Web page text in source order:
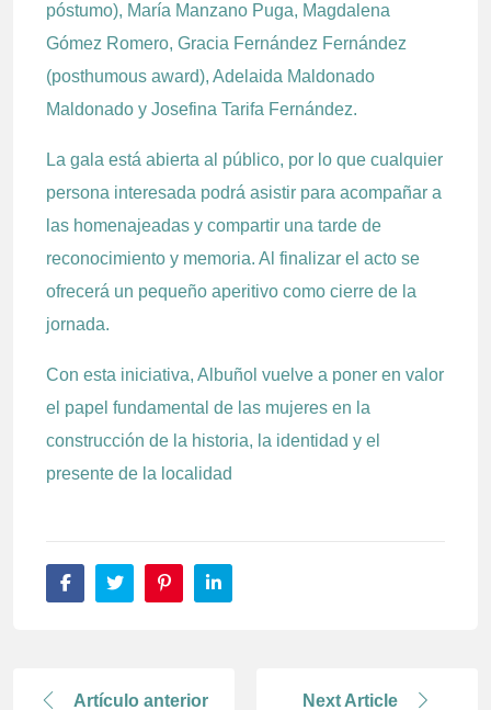
póstumo), María Manzano Puga, Magdalena
Gómez Romero, Gracia Fernández Fernández
(posthumous award), Adelaida Maldonado
Maldonado y Josefina Tarifa Fernández.
La gala está abierta al público, por lo que cualquier
persona interesada podrá asistir para acompañar a
las homenajeadas y compartir una tarde de
reconocimiento y memoria. Al finalizar el acto se
ofrecerá un pequeño aperitivo como cierre de la
jornada.
Con esta iniciativa, Albuñol vuelve a poner en valor
el papel fundamental de las mujeres en la
construcción de la historia, la identidad y el
presente de la localidad
Artículo anterior Next Article